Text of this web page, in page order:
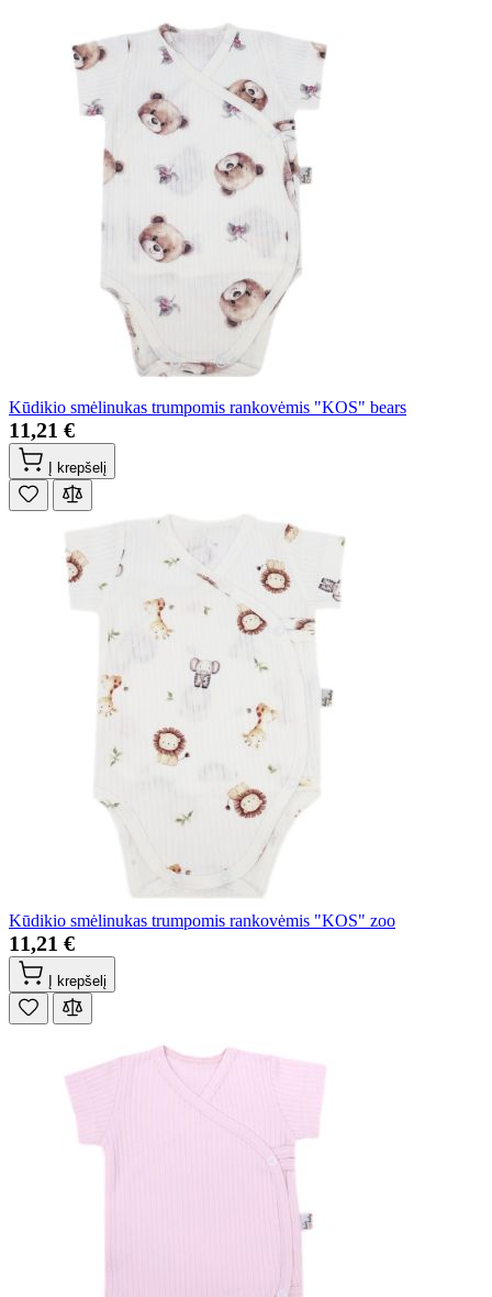
Kūdikio smėlinukas trumpomis rankovėmis "KOS" bears
11,21 €
Į krepšelį
Kūdikio smėlinukas trumpomis rankovėmis "KOS" zoo
11,21 €
Į krepšelį